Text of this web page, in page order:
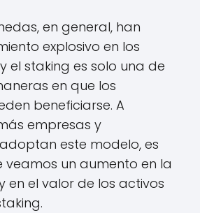
en general, han
explosivo en los
el staking es solo una de
en que los
beneficiarse. A
empresas y
este modelo, es
un aumento en la
en el valor de los activos